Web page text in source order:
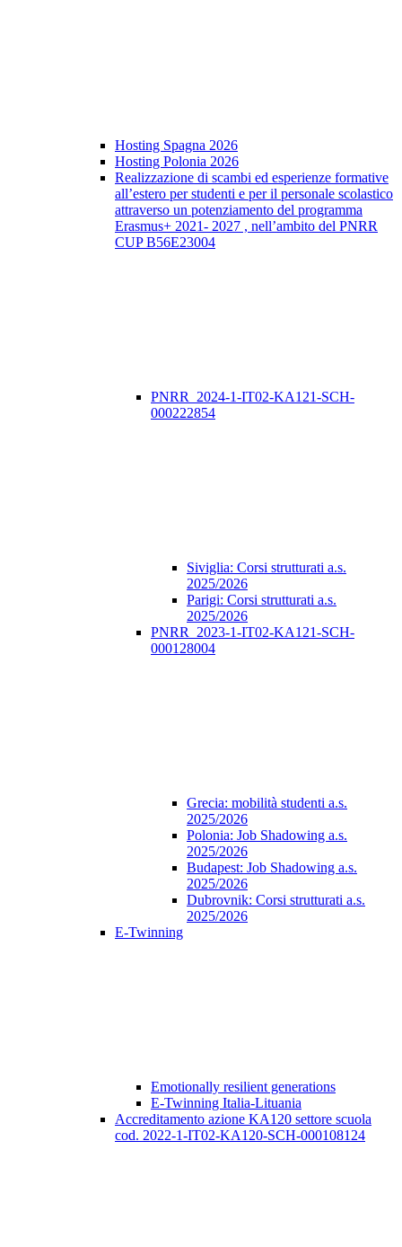
Hosting Spagna 2026
Hosting Polonia 2026
Realizzazione di scambi ed esperienze formative
all’estero per studenti e per il personale scolastico
attraverso un potenziamento del programma
Erasmus+ 2021- 2027 , nell’ambito del PNRR
CUP B56E23004
PNRR_2024-1-IT02-KA121-SCH-
000222854
Siviglia: Corsi strutturati a.s.
2025/2026
Parigi: Corsi strutturati a.s.
2025/2026
PNRR_2023-1-IT02-KA121-SCH-
000128004
Grecia: mobilità studenti a.s.
2025/2026
Polonia: Job Shadowing a.s.
2025/2026
Budapest: Job Shadowing a.s.
2025/2026
Dubrovnik: Corsi strutturati a.s.
2025/2026
E-Twinning
Emotionally resilient generations
E-Twinning Italia-Lituania
Accreditamento azione KA120 settore scuola
cod. 2022-1-IT02-KA120-SCH-000108124